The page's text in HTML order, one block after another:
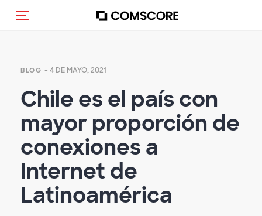
(Des)activar la navegación
BLOG - 4 DE MAYO, 2021
Chile es el país con
mayor proporción de
conexiones a
Internet de
Latinoamérica